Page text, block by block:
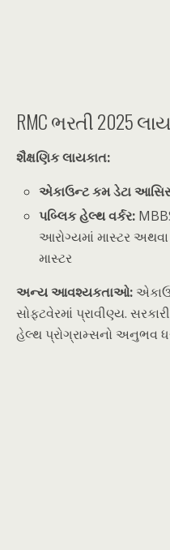
RMC ભરતી 2025
શૈક્ષણિક લાયકાત:
એકાઉન્ટ કમ ડેટા
પબ્લિક હેલ્થ વર્કર:
આરોગ્યમાં માસ્ટર
માસ્ટર
અન્ય આવશ્યકતાઓ:
સોફ્ટવેરમાં પ્રાવીણ્ય.
હેલ્થ પ્રોગ્રામ્સનો અનુભવ